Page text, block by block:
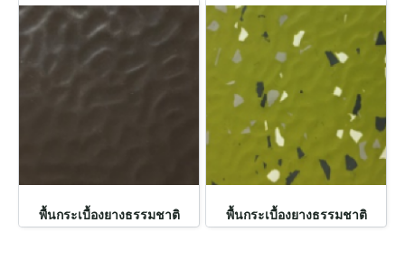
พื้นกระเบื้องยางธรรมชาติ พื้นกระเบื้องยางธรรมชาติ